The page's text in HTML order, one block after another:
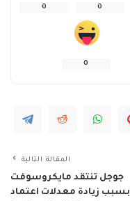
0
0
0
المقالة التالية
جوجل تنتقد مايكروسوفت
بسبب زيادة معدلات اعتماد